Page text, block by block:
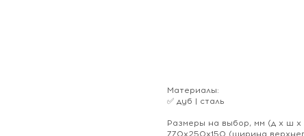
Материалы:
✅ дуб | сталь
Размеры на выбор, мм (д х ш х
770х250х150 (ширина